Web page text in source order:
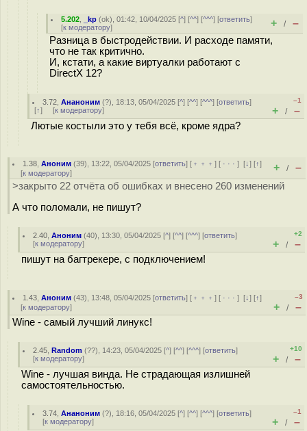
5.202 _kp (ok), 01:42, 10/04/2025 [^] [^^] [^^^] [ответить]
[к модератору] + / –
Разница в быстродействии. И расходе памяти,
что не так критично.
И, кстати, а какие виртуалки работают с
DirectX 12?
3.72 ,Ананоним (?), 18:13, 05/04/2025 [^] [^^] [^^^] [ответить]
[↑] [к модератору]
–1
+ / –
Лютые костыли это у тебя всё, кроме ядра?
1.38 ,Аноним (39), 13:22, 05/04/2025 [ответить] [ ﹢﹢﹢] [ · · ·][↓] [↑]
[к модератору] + / –
>закрыто 22 отчёта об ошибках и внесено 260 изменений
А что поломали, не пишут?
2.40 ,Аноним (40), 13:30, 05/04/2025 [^] [^^] [^^^] [ответить]
[к модератору]
+2
+ / –
пишут на багтрекере, с подключением!
1.43 ,Аноним (43), 13:48, 05/04/2025 [ответить] [ ﹢﹢﹢] [ · · ·][↓] [↑]
[к модератору]
–3
+ / –
Wine - самый лучший линукс!
2.45 ,Random (??), 14:23, 05/04/2025 [^] [^^] [^^^] [ответить]
[к модератору]
+10
+ / –
Wine - лучшая винда. Не страдающая излишней
самостоятельностью.
3.74 ,Ананоним (?), 18:16, 05/04/2025 [^] [^^] [^^^] [ответить]
[к модератору]
–1
+ / –